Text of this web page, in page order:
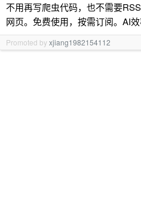
不用再写爬虫代码，也不需要
网页。免费使用，按需订阅。AI
Promoted byxjiang1982154112